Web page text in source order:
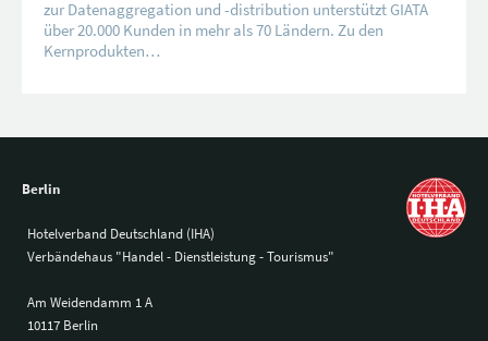
zur Datenaggregation und -distribution unterstützt GIATA
über 20.000 Kunden in mehr als 70 Ländern. Zu den
Kernprodukten…
Berlin
Hotelverband Deutschland (IHA)
Verbändehaus "Handel - Dienstleistung - Tourismus"
Am Weidendamm 1 A
10117 Berlin